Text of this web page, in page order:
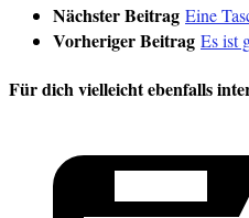
Nächster Beitrag Eine
Vorheriger Beitrag Es ist
Für dich vielleicht ebenfalls